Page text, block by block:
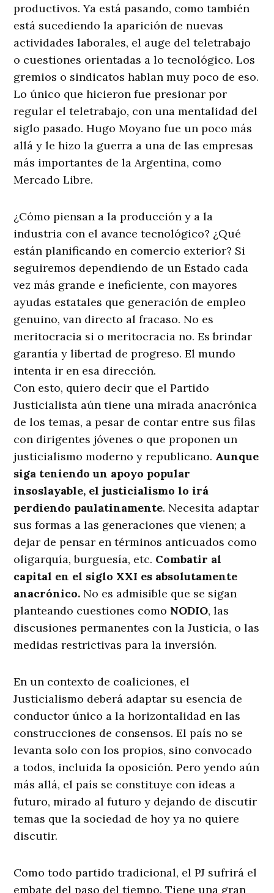
productivos. Ya está pasando, como también
está sucediendo la aparición de nuevas
actividades laborales, el auge del teletrabajo
o cuestiones orientadas a lo tecnológico. Los
gremios o sindicatos hablan muy poco de eso.
Lo único que hicieron fue presionar por
regular el teletrabajo, con una mentalidad del
siglo pasado. Hugo Moyano fue un poco más
allá y le hizo la guerra a una de las empresas
más importantes de la Argentina, como
Mercado Libre.
¿Cómo piensan a la producción y a la
industria con el avance tecnológico? ¿Qué
están planificando en comercio exterior? Si
seguiremos dependiendo de un Estado cada
vez más grande e ineficiente, con mayores
ayudas estatales que generación de empleo
genuino, van directo al fracaso. No es
meritocracia si o meritocracia no. Es brindar
garantía y libertad de progreso. El mundo
intenta ir en esa dirección.
Con esto, quiero decir que el Partido
Justicialista aún tiene una mirada anacrónica
de los temas, a pesar de contar entre sus filas
con dirigentes jóvenes o que proponen un
justicialismo moderno y republicano. Aunque
siga teniendo un apoyo popular
insoslayable, el justicialismo lo irá
perdiendo paulatinamente. Necesita adaptar
sus formas a las generaciones que vienen; a
dejar de pensar en términos anticuados como
oligarquía, burguesía, etc. Combatir al
capital en el siglo XXI es absolutamente
anacrónico. No es admisible que se sigan
planteando cuestiones como NODIO, las
discusiones permanentes con la Justicia, o las
medidas restrictivas para la inversión.
En un contexto de coaliciones, el
Justicialismo deberá adaptar su esencia de
conductor único a la horizontalidad en las
construcciones de consensos. El país no se
levanta solo con los propios, sino convocado
a todos, incluida la oposición. Pero yendo aún
más allá, el país se constituye con ideas a
futuro, mirado al futuro y dejando de discutir
temas que la sociedad de hoy ya no quiere
discutir.
Como todo partido tradicional, el PJ sufrirá el
embate del paso del tiempo. Tiene una gran